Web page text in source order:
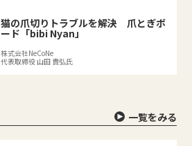
猫の爪切りトラブルを解決 爪とぎボ
ード「bibi Nyan」
株式会社NeCoNe
代表取締役 山田 貴弘氏
一覧をみる